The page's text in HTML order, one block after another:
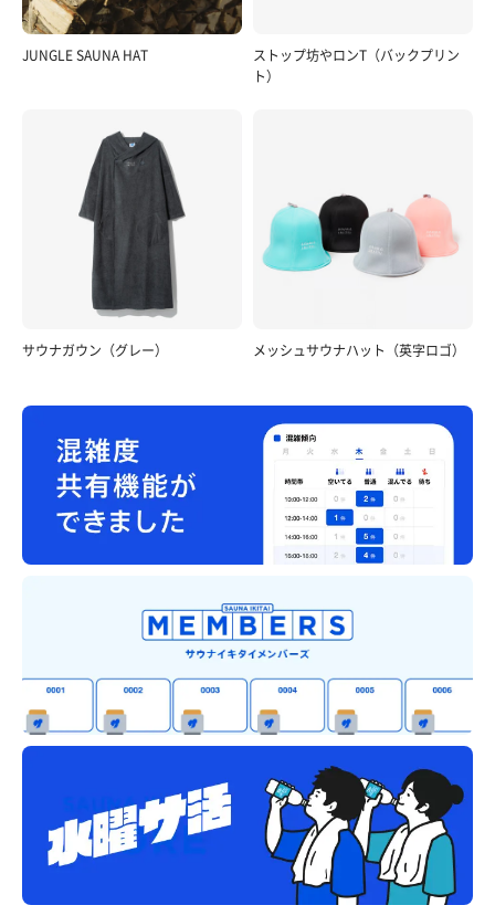
JUNGLE SAUNA HAT
ストップ坊やロンT（バックプリン
ト）
サウナガウン（グレー） メッシュサウナハット（英字ロゴ）